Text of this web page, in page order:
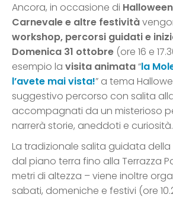
Ancora, in occasione di
Carnevale e altre festività
workshop, percorsi guidati e
Domenica 31 ottobre (ore 16 e
esempio la visita animata“la
l’avete mai vista!” a tema
suggestivo percorso con salita
accompagnati da un misterioso
narrerà storie, aneddoti e curiosità.
La tradizionale salita guidata
dal piano terra fino alla Terrazza
metri di altezza – viene inoltre
sabati, domeniche e festivi (ore